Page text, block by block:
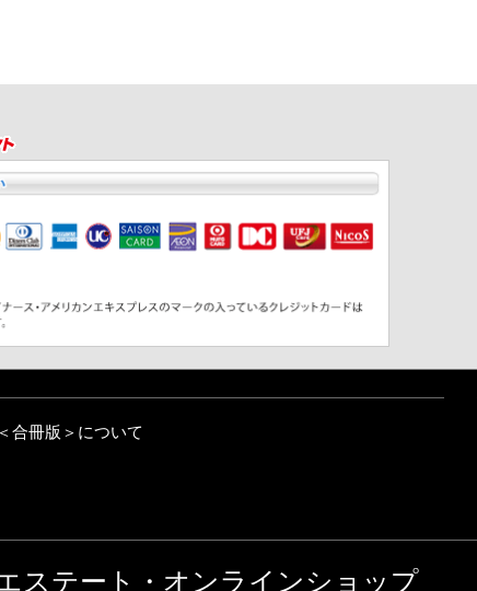
合冊版＞について
ステート・オンラインショップ